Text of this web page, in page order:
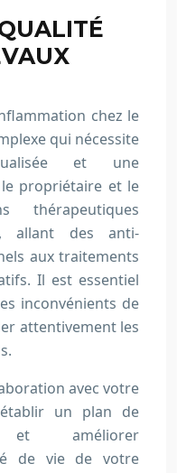
chez le
qui nécessite
et une
propriétaire et le
thérapeutiques
allant des anti-
aux traitements
Il est essentiel
inconvénients de
attentivement les
avec votre
un plan de
et améliorer
de vie de votre